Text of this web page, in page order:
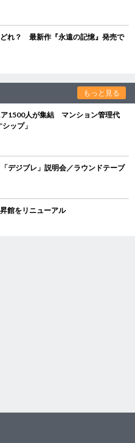
れ？ 最新作『永遠の記憶』発売で
もっと見る
ア1500人が集結 マンション管理代
ップ」
デジブレ」説明会／ラウンドテーブ
館をリニューアル